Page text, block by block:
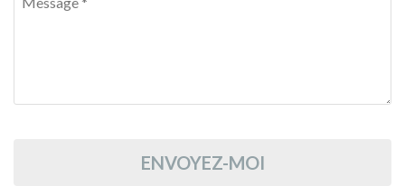
ENVOYEZ-MOI